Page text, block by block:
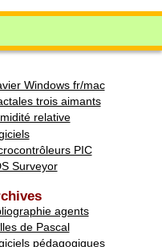
Windows fr/mac
trois aimants
relative
PIC
Surveyor
agents
de Pascal
pédagogiques